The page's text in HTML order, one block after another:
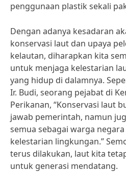
penggunaan plastik sekali
Dengan adanya kesadaran
konservasi laut dan upaya
kelautan, diharapkan kita
untuk menjaga kelestarian
yang hidup di dalamnya.
Ir. Budi, seorang pejabat di
Perikanan, “Konservasi laut
jawab pemerintah, namun
semua sebagai warga
kelestarian lingkungan.”
terus dilakukan, laut kita
untuk generasi mendatang.